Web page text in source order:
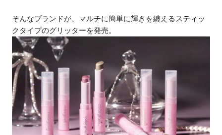
そんなブランドが、マルチに簡単に輝きを纏えるスティッ
クタイプのグリッターを発売。